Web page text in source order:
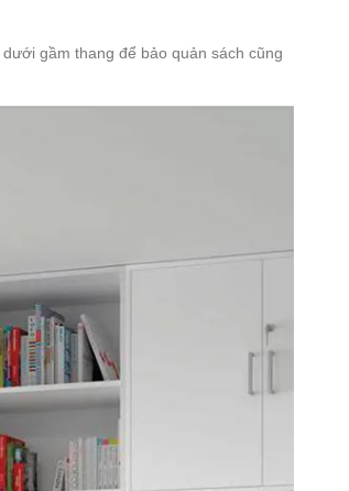
gầm thang để bảo quản sách cũng